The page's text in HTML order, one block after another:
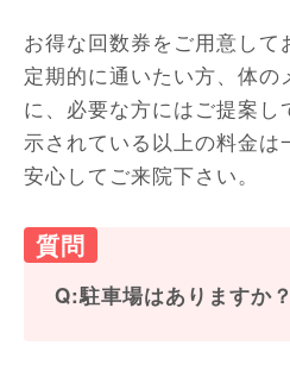
お得な回数券をご用意して
定期的に通いたい方、体の
に、必要な方にはご提案し
示されている以上の料金は
安心してご来院下さい。
Q:駐車場はありますか？